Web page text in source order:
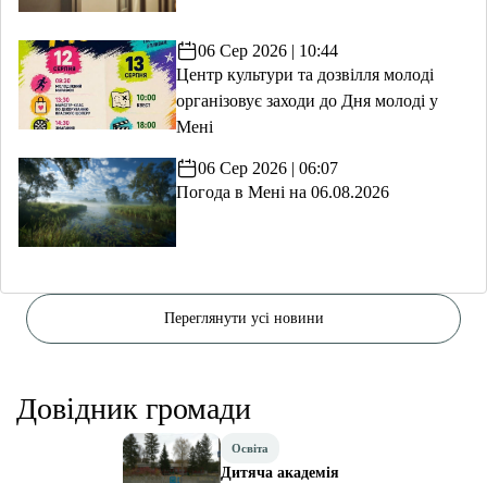
06 Сер 2026 | 10:44
Центр культури та дозвілля молоді
організовує заходи до Дня молоді у
Мені
06 Сер 2026 | 06:07
Погода в Мені на 06.08.2026
Переглянути усі новини
Довідник громади
Освіта
Дитяча академія